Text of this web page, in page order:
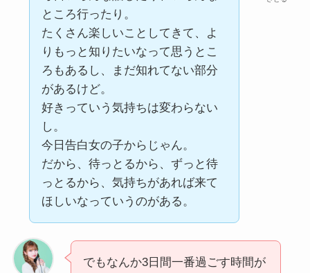
ところ行ったり。
たくさん楽しいことしてきて、よ
りもっと知りたいなって思うとこ
ろもあるし、まだ知れてない部分
があるけど。
好きっていう気持ちは変わらない
し。
今日告白女の子からじゃん。
だから、待っとるから、ずっと待
っとるから、気持ちがあれば来て
ほしいなっていうのがある。
でもなんか3日間一番過ごす時間が